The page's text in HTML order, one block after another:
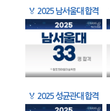
🏅 2025 남서울대 합격
🏅 2025 성균관대 합격